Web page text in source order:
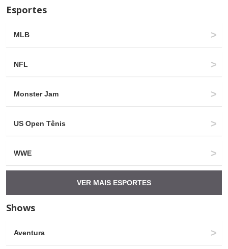
Esportes
MLB
NFL
Monster Jam
US Open Tênis
WWE
VER MAIS ESPORTES
Shows
Aventura